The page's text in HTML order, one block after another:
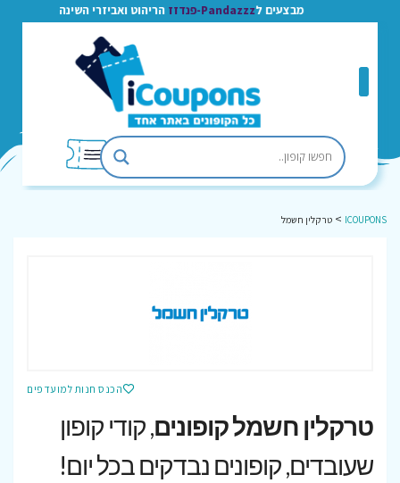
מבצעים ל Pandazzz-פנדזז הריהוט ואביזרי השינה
ICOUPONS
> טרקלין חשמל
הכנס חנות למועדפים
טרקלין חשמל קופונים, קודי קופון
שעובדים, קופונים נבדקים בכל יום!